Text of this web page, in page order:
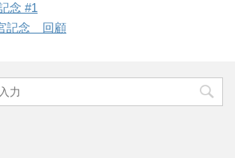
念 #1
記念 回顧